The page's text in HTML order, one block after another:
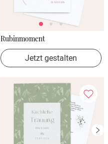
Rubinmoment
Jetzt gestalten